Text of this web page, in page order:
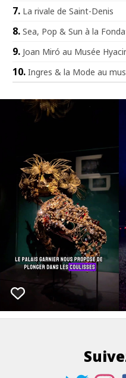
La rivale de Saint-Denis
Sea, Pop & Sun à la
Joan Miró au Musée
Ingres & la Mode au